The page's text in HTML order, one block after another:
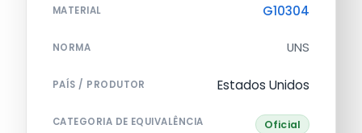
MATERIAL G10304
NORMA UNS
PAÍS / PRODUTOR Estados Unidos
CATEGORIA DE EQUIVALÊNCIA Oficial